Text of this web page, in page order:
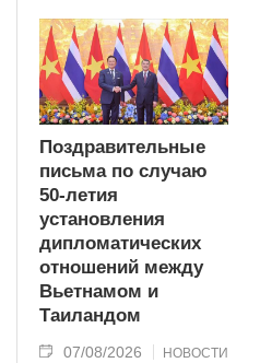
Поздравительные
письма по случаю
50-летия
установления
дипломатических
отношений между
Вьетнамом и
Таиландом
07/08/2026 НОВОСТИ